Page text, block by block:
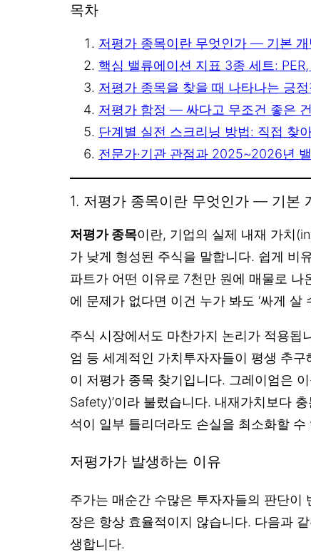
목차
저평가 종목이란 무엇인가 — 기본
핵심 밸류에이션 지표 3종 세트:
저평가 종목을 찾을 때 나타나는 긍
저평가 함정 — 싸다고 무조건 좋은
단계별 실전 스크리닝 방법: 직접 찾
전문가·기관 관점과 2025~2026년
1. 저평가 종목이란 무엇인가 — 기본
저평가 종목이란, 기업의 실제 내재 가치
가 낮게 형성된 주식을 말합니다. 쉽게 비
파트가 어떤 이유로 7천만 원에 매물로 나
에 문제가 없다면 이건 누가 봐도 ‘싸게 살
주식 시장에서도 마찬가지 논리가 적용됩
엄 등 세계적인 가치투자자들이 평생 추
이 저평가 종목 찾기입니다. 그레이엄은
Safety)’이라 불렀습니다. 내재가치보다
석이 일부 틀리더라도 손실을 최소화할 수
저평가가 발생하는 이유
주가는 매순간 수많은 투자자들의 판단이
장은 항상 효율적이지 않습니다. 다음과
생합니다.